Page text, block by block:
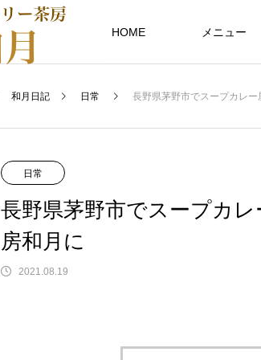
HOME メニュー
和月日記 日常 長野県茅野市でスープカレ
日常
長野県茅野市でスープカ
房和月に
2021.08.19